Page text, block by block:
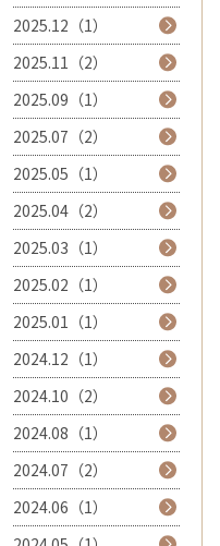
2025.12（1）
2025.11（2）
2025.09（1）
2025.07（2）
2025.05（1）
2025.04（2）
2025.03（1）
2025.02（1）
2025.01（1）
2024.12（1）
2024.10（2）
2024.08（1）
2024.07（2）
2024.06（1）